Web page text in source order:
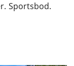
Sportsbod.